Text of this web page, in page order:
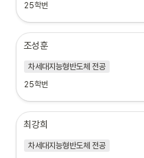
25학번
조성훈
차세대지능형반도체 전공
25학번
최강희
차세대지능형반도체 전공